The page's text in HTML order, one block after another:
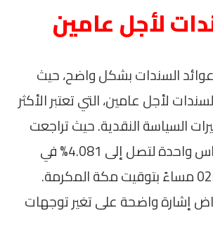
لأجل عامين
عوائد السندات بشكل واضح، حيث
لأجل عامين، التي تعتبر الأكثر
السياسة النقدية. حيث تراجعت
بمقدار نقطة أساس واحدة لتصل إلى 4.081% في
تمام الساعة 02:08 مساءً بتوقيت مكة المكرمة.
إشارة واضحة على تغير توجهات